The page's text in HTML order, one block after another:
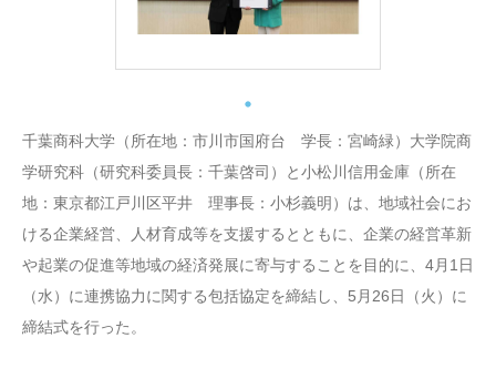
千葉商科大学（所在地：市川市国府台 学長：宮崎緑）大学院商
学研究科（研究科委員長：千葉啓司）と小松川信用金庫（所在
地：東京都江戸川区平井 理事長：小杉義明）は、地域社会にお
ける企業経営、人材育成等を支援するとともに、企業の経営革新
や起業の促進等地域の経済発展に寄与することを目的に、4月1日
（水）に連携協力に関する包括協定を締結し、5月26日（火）に
締結式を行った。